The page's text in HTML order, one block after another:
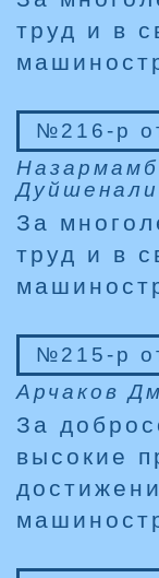
труд и в
№216-р
За
труд и в
№215-р
Арчаков
За
высокие